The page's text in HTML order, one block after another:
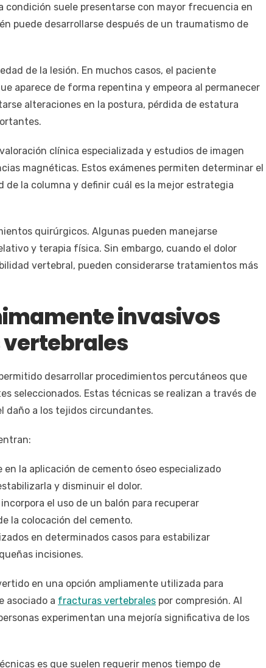
condición suele presentarse con mayor frecuencia en
puede desarrollarse después de un traumatismo de
de la lesión. En muchos casos, el paciente
aparece de forma repentina y empeora al permanecer
alteraciones en la postura, pérdida de estatura
clínica especializada y estudios de imagen
magnéticas. Estos exámenes permiten determinar el
la columna y definir cuál es la mejor estrategia
quirúrgicos. Algunas pueden manejarse
y terapia física. Sin embargo, cuando el dolor
vertebral, pueden considerarse tratamientos más
invasivos
desarrollar procedimientos percutáneos que
seleccionados. Estas técnicas se realizan a través de
daño a los tejidos circundantes.
en la aplicación de cemento óseo especializado
y disminuir el dolor.
el uso de un balón para recuperar
la colocación del cemento.
en determinados casos para estabilizar
incisiones.
en una opción ampliamente utilizada para
asociado a fracturas vertebrales por compresión. Al
experimentan una mejoría significativa de los
es que suelen requerir menos tiempo de